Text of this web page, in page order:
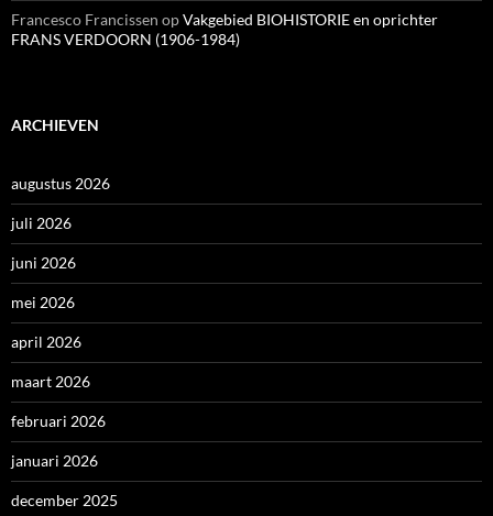
Francesco Francissen opVakgebied BIOHISTORIE en oprichter
FRANS VERDOORN (1906-1984)
ARCHIEVEN
augustus 2026
juli 2026
juni 2026
mei 2026
april 2026
maart 2026
februari 2026
januari 2026
december 2025